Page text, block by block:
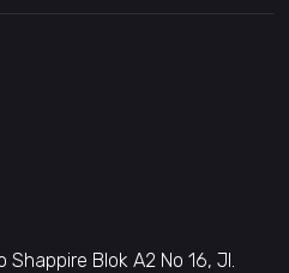
Blok A2 No 16, Jl.